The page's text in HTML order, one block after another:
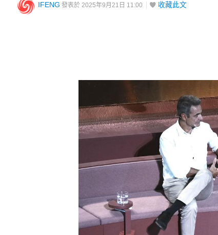
IFENG 發表於 2025年9月21日 11:00 收藏此文